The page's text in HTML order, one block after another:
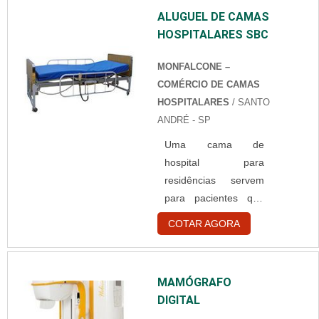
está à procura de
touca branca
empresa
comprometida com
seus serviços,
consegue encontrar o
site da Best Fabril. É
possível encontrar
capote hospitalar
descartável e gorr...
ALUGUEL DE CAMAS
HOSPITALARES SBC
MONFALCONE –
COMÉRCIO DE CAMAS
HOSPITALARES / SANTO
ANDRÉ - SP
Uma cama de
hospital para
residências servem
para pacientes que
necessitem de
cuidados especiais,
principalmente após
cirúrgico e também
de tratamento
COTAR AGORA
MAMÓGRAFO
DIGITAL